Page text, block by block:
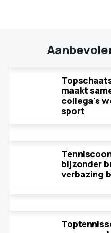
maakt
collega's
sport
bijzonder
verbazing